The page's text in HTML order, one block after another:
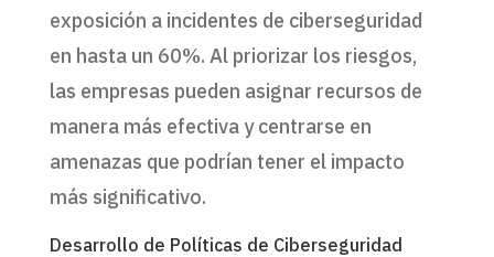
exposición a incidentes de ciberseguridad
en hasta un 60%. Al priorizar los riesgos,
las empresas pueden asignar recursos de
manera más efectiva y centrarse en
amenazas que podrían tener el impacto
más significativo.
Desarrollo de Políticas de Ciberseguridad